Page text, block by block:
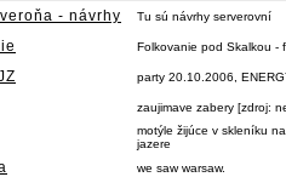
- návrhy Tu sú návrhy serverovní
Folkovanie pod Skalkou -
party 20.10.2006,
zaujimave zabery [zdroj:
motýle žijúce v skleníku
jazere
we saw warsaw.